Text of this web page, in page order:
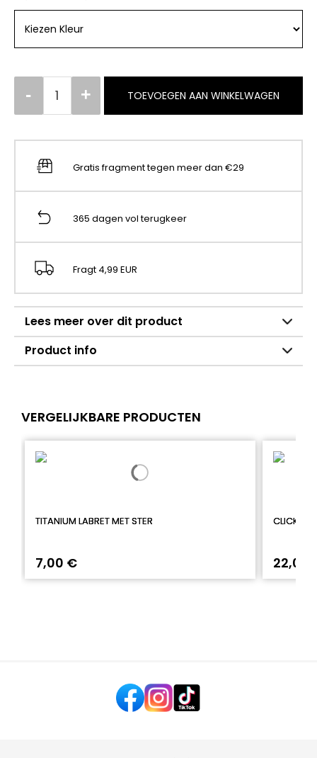
TOEVOEGEN AAN WINKELWAGEN
Gratis fragment tegen meer dan €29
365 dagen vol terugkeer
Fragt 4,99 EUR
Lees meer over dit product
Product info
VERGELIJKBARE PRODUCTEN
TITANIUM LABRET MET STER
7,00 € 22,00